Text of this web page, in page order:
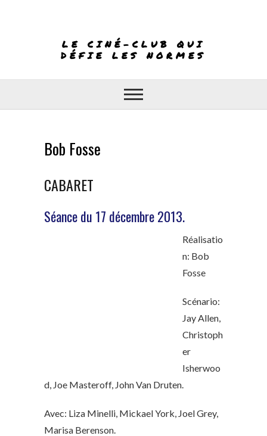
LE CINÉ-CLUB QUI
DÉFIE LES NORMES
Bob Fosse
CABARET
Séance du 17 décembre 2013.
Réalisatio
n: Bob
Fosse
Scénario:
Jay Allen,
Christoph
er
Isherwoo
d, Joe Masteroff, John Van Druten.
Avec: Liza Minelli, Mickael York, Joel Grey,
Marisa Berenson.